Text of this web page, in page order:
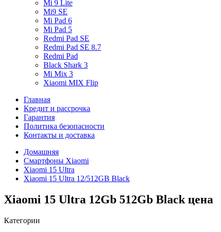
Mi 9 Lite
Mi9 SE
Mi Pad 6
Mi Pad 5
Redmi Pad SE
Redmi Pad SE 8.7
Redmi Pad
Black Shark 3
Mi Mix 3
Xiaomi MIX Flip
Главная
Кредит и рассрочка
Гарантия
Политика безопасности
Контакты и доставка
Домашняя
Смартфоны Xiaomi
Xiaomi 15 Ultra
Xiaomi 15 Ultra 12/512GB Black
Xiaomi 15 Ultra 12Gb 512Gb Black цена
Категории